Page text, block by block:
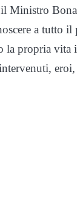
Ministro
a tutto
la propria